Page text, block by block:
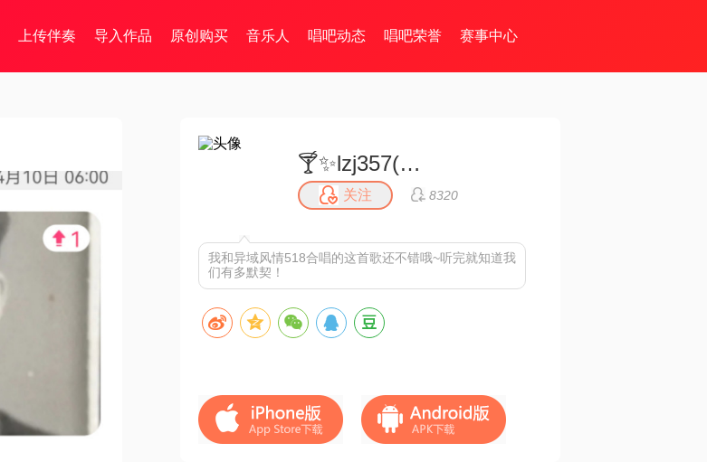
上传伴奏 导入作品 原创购买 音乐人 唱吧动态 唱吧荣誉 赛事中心
🍸✨lzj357(周四更新)
关注 8320
我和异域风情518合唱的这首歌还不错哦~听完就知道我
们有多默契！